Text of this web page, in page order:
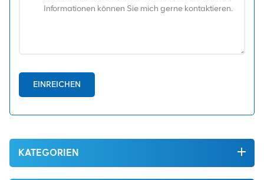
EINREICHEN
KATEGORIEN